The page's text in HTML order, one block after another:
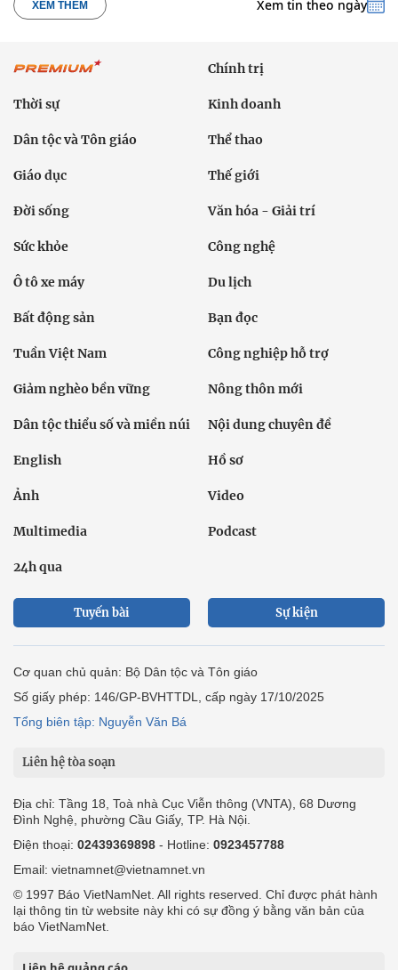
XEM THÊM Xem tin theo ngày
Chính trị
Thời sự Kinh doanh
Dân tộc và Tôn giáo Thể thao
Giáo dục Thế giới
Đời sống Văn hóa - Giải trí
Sức khỏe Công nghệ
Ô tô xe máy Du lịch
Bất động sản Bạn đọc
Tuần Việt Nam Công nghiệp hỗ trợ
Giảm nghèo bền vững Nông thôn mới
Dân tộc thiểu số và miền núi Nội dung chuyên đề
English Hồ sơ
Ảnh Video
Multimedia Podcast
24h qua
Tuyến bài Sự kiện
Cơ quan chủ quản: Bộ Dân tộc và Tôn giáo
Số giấy phép: 146/GP-BVHTTDL, cấp ngày 17/10/2025
Tổng biên tập: Nguyễn Văn Bá
Liên hệ tòa soạn
Địa chỉ: Tầng 18, Toà nhà Cục Viễn thông (VNTA), 68 Dương
Đình Nghệ, phường Cầu Giấy, TP. Hà Nội.
Điện thoại: 02439369898 - Hotline: 0923457788
Email: vietnamnet@vietnamnet.vn
© 1997 Báo VietNamNet. All rights reserved. Chỉ được phát hành
lại thông tin từ website này khi có sự đồng ý bằng văn bản của
báo VietNamNet.